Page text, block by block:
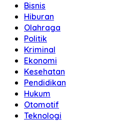
Informasi
Terkini
untuk
Anda"
Bisnis
Hiburan
Olahraga
Politik
Kriminal
Ekonomi
Kesehatan
Pendidikan
Hukum
Otomotif
Teknologi